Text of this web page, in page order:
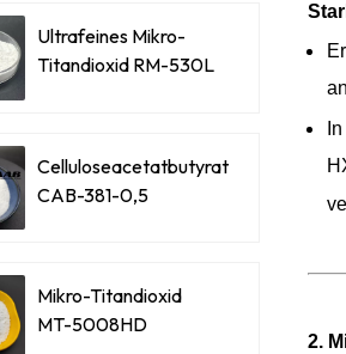
2.
Ultrafeines Mikro-
Titandioxid RM-530L
Celluloseacetatbutyrat
CAB-381-0,5
Mikro-Titandioxid
MT-5008HD